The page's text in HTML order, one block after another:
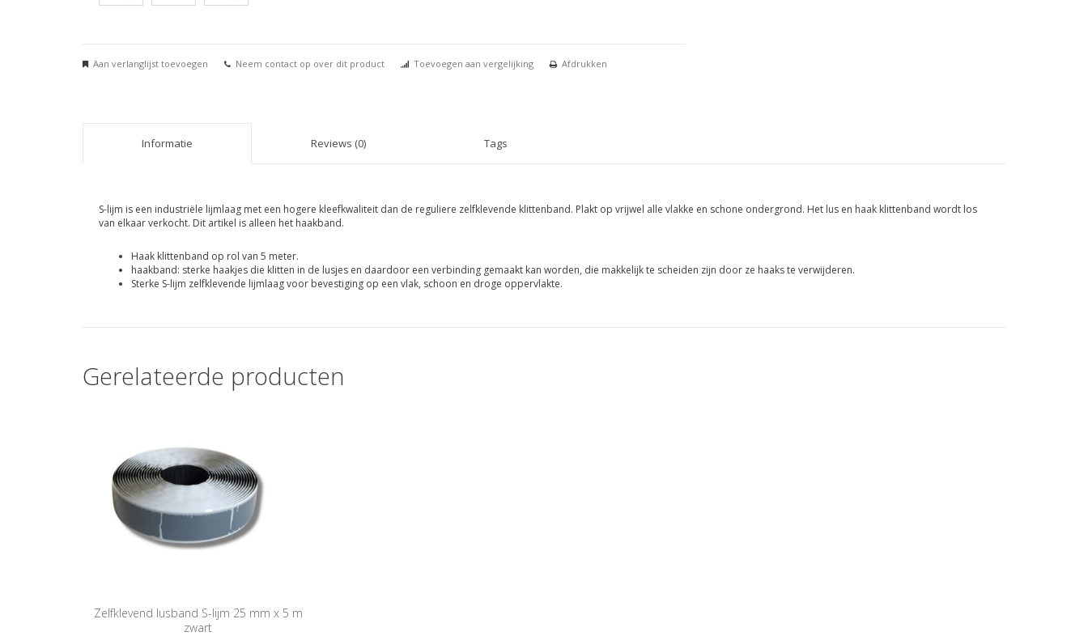
Aan verlanglijst toevoegen Neem contact op over dit product Toevoegen aan vergelijking Afdrukken
Informatie Reviews (0) Tags
S-lijm is een industriële lijmlaag met een hogere kleefkwaliteit dan de reguliere zelfklevende klittenband. Plakt op vrijwel alle vlakke en schone ondergrond. Het lus en haak klittenband wordt los
van elkaar verkocht. Dit artikel is alleen het haakband.
Haak klittenband op rol van 5 meter.
haakband: sterke haakjes die klitten in de lusjes en daardoor een verbinding gemaakt kan worden, die makkelijk te scheiden zijn door ze haaks te verwijderen.
Sterke S-lijm zelfklevende lijmlaag voor bevestiging op een vlak, schoon en droge oppervlakte.
Gerelateerde producten
Zelfklevend lusband S-lijm 25 mm x 5 m
zwart